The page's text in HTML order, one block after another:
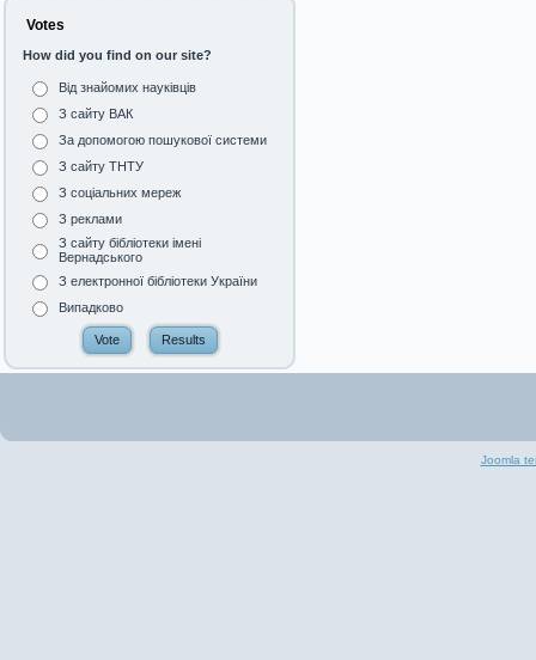
Votes
How did you find on our site?
Від знайомих науківців
З сайту ВАК
За допомогою пошукової системи
З сайту ТНТУ
З соціальних мереж
З реклами
З сайту бібліотеки імені
Вернадського
З електронної бібліотеки України
Випадково
Joomla